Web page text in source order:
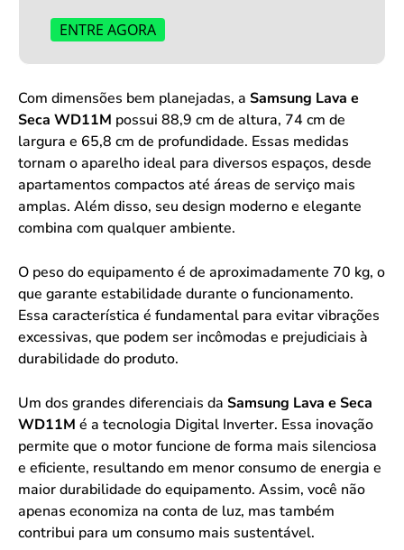
ENTRE AGORA
Com dimensões bem planejadas, a Samsung Lava e
Seca WD11M possui 88,9 cm de altura, 74 cm de
largura e 65,8 cm de profundidade. Essas medidas
tornam o aparelho ideal para diversos espaços, desde
apartamentos compactos até áreas de serviço mais
amplas. Além disso, seu design moderno e elegante
combina com qualquer ambiente.
O peso do equipamento é de aproximadamente 70 kg, o
que garante estabilidade durante o funcionamento.
Essa característica é fundamental para evitar vibrações
excessivas, que podem ser incômodas e prejudiciais à
durabilidade do produto.
Um dos grandes diferenciais da Samsung Lava e Seca
WD11M é a tecnologia Digital Inverter. Essa inovação
permite que o motor funcione de forma mais silenciosa
e eficiente, resultando em menor consumo de energia e
maior durabilidade do equipamento. Assim, você não
apenas economiza na conta de luz, mas também
contribui para um consumo mais sustentável.